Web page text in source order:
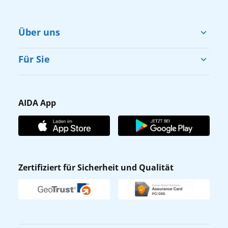
Über uns
Cruise & Help
Karriere
Affiliateprogramm
Verhaltens- & Ethikkodex
Newsletter
Für Sie
Gästefragebogen
AIDA Club
AIDA App
AIDA App
Zertifiziert für Sicherheit und Qualität